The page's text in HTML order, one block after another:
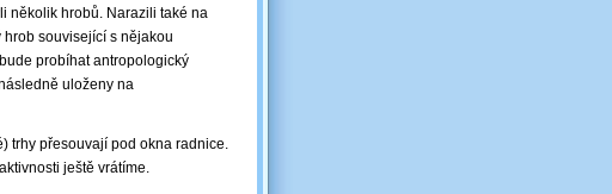
několik hrobů. Narazili také na
související s nějakou
probíhat antropologický
uloženy na
trhy přesouvají pod okna radnice.
ještě vrátíme.